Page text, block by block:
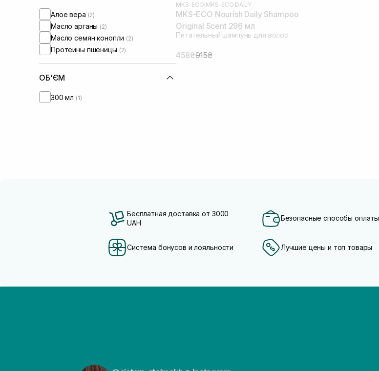
Алое вера (2)
Масло арганы (2)
Масло семян конопли (2)
Протеины пшеницы (2)
ОБ'ЄМ
300 мл (1)
MKS-ECO MKS-ECO DAILY
MKS-ECO Nourish Daily Shampoo
Original Scent 296 мл
Питательный шампунь для волос
458₴915₴
Бесплатная доставка от 3000
UAH
Безопасные способы оплаты
Система бонусов и лояльности Лучшие цены и топ товары